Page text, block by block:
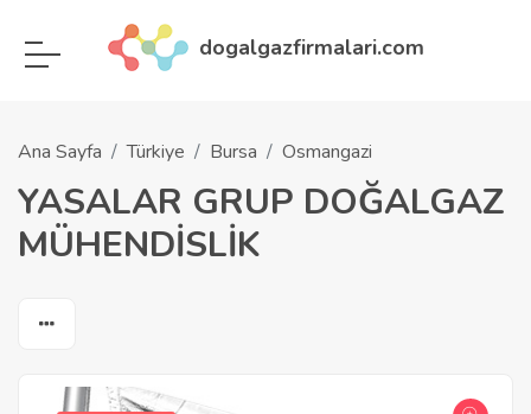
dogalgazfirmalari.com
Ana Sayfa Türkiye Bursa Osmangazi
YASALAR GRUP DOĞALGAZ
MÜHENDİSLİK